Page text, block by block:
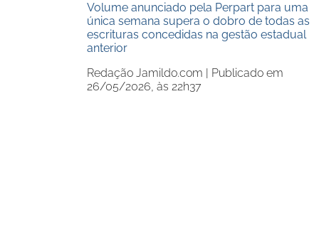
Volume anunciado pela Perpart para uma
única semana supera o dobro de todas as
escrituras concedidas na gestão estadual
anterior
Redação Jamildo.com | Publicado em
26/05/2026, às 22h37